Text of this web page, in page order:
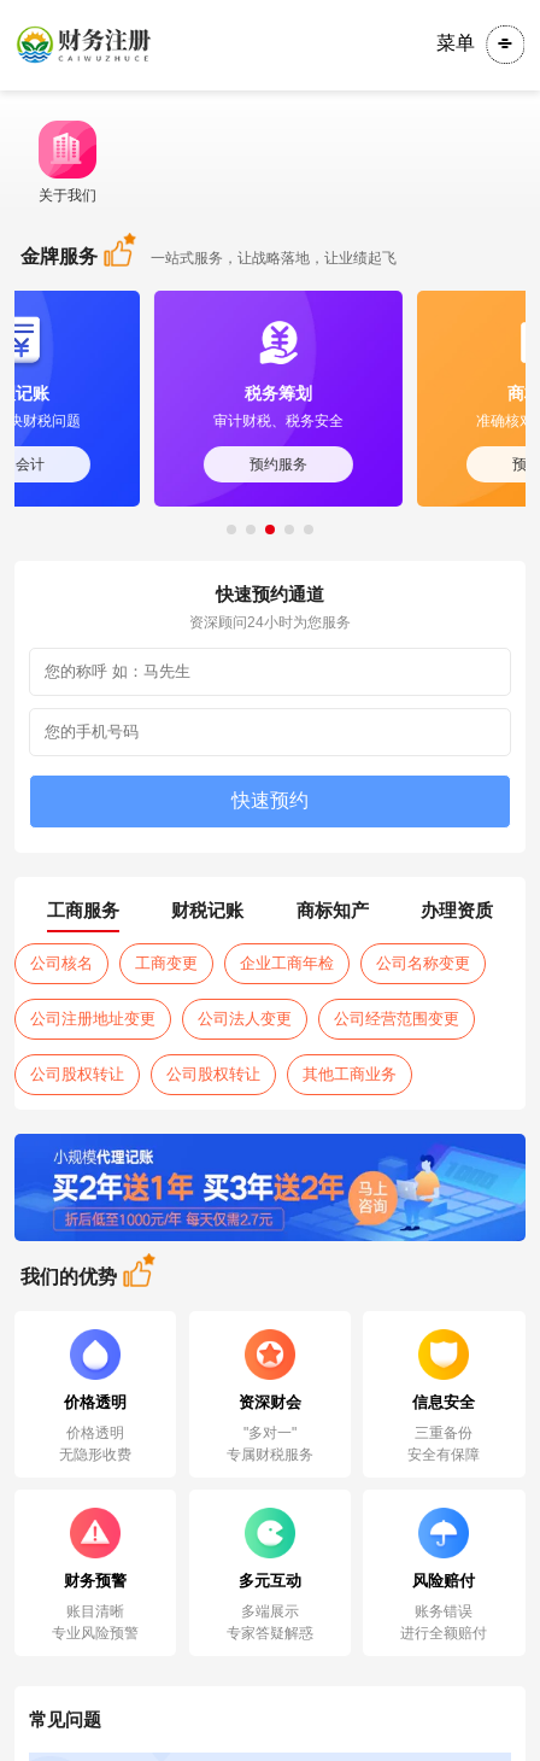
菜单
关于我们
金牌服务 一站式服务，让战略落地，让业绩起飞
审计财税、税务安全 准确核对，快速注册
快速预约通道
资深顾问24小时为您服务
工商服务 财税记账 商标知产 办理资质
公司核名 工商变更 企业工商年检 公司名称变更
公司注册地址变更 公司法人变更 公司经营范围变更
公司股权转让 公司股权转让 其他工商业务
我们的优势
价格透明
价格透明
无隐形收费
资深财会
"多对一"
专属财税服务
信息安全
三重备份
安全有保障
财务预警
账目清晰
专业风险预警
多元互动
多端展示
专家答疑解惑
风险赔付
账务错误
进行全额赔付
常见问题